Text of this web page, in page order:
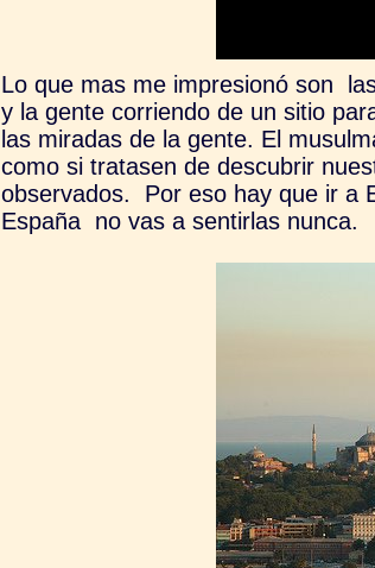
Lo que mas me impresionó son
y la gente corriendo de un sitio
las miradas de la gente. El
como si tratasen de descubrir
observados. Por eso hay que ir a
España no vas a sentirlas nunca.